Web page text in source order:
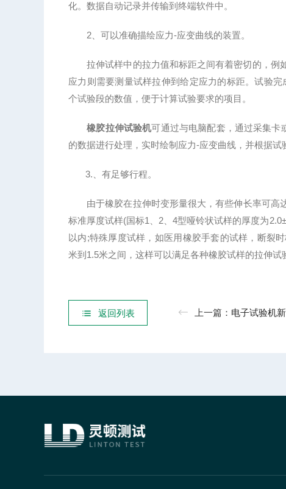
化。数据自动记录并传输到终端软件中。
2、可以准确描绘应力-应变曲线的装置。
拉伸试样中的拉力值和标距之间有着密切的，例
应力则需要测量试样拉伸到给定应力的标距。试验
个试验段的数值，便于计算试验要求的项目。
橡胶拉伸试验机可通过与电脑配套，通过采集卡
的数据进行处理，实时绘制应力-应变曲线，并根据
3.、有足够行程。
由于橡胶在拉伸时变形量很大，有些伸长率可高
标准厚度试样(国标1、2、4型哑铃状试样的厚度为
以内;特殊厚度试样，如医用橡胶手套的试样，断裂
米到1.5米之间，这样可以满足各种橡胶试样的拉伸试
返回列表 上一篇： 电子试验机